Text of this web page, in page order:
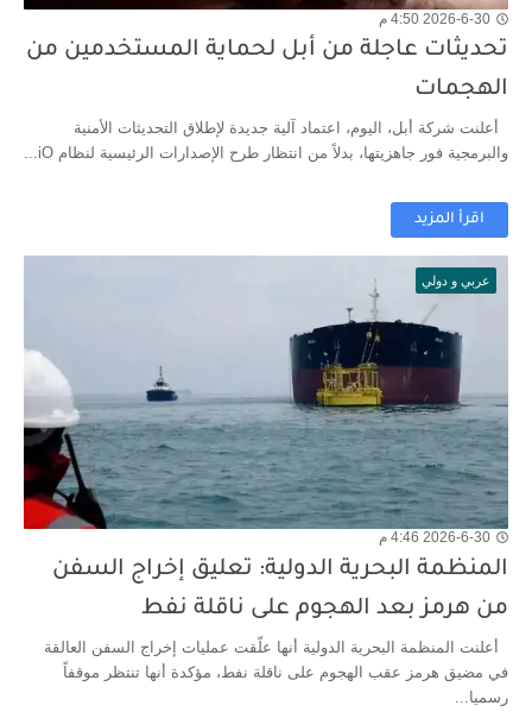
2026-6-30 4:50 م
تحديثات عاجلة من أبل لحماية المستخدمين من
الهجمات
أعلنت شركة أبل، اليوم، اعتماد آلية جديدة لإطلاق التحديثات الأمنية
والبرمجية فور جاهزيتها، بدلاً من انتظار طرح الإصدارات الرئيسية لنظام iO...
اقرأ المزيد
عربي و دولي
2026-6-30 4:46 م
المنظمة البحرية الدولية: تعليق إخراج السفن
من هرمز بعد الهجوم على ناقلة نفط
أعلنت المنظمة البحرية الدولية أنها علّقت عمليات إخراج السفن العالقة
في مضيق هرمز عقب الهجوم على ناقلة نفط، مؤكدة أنها تنتظر موقفاً
رسميا...